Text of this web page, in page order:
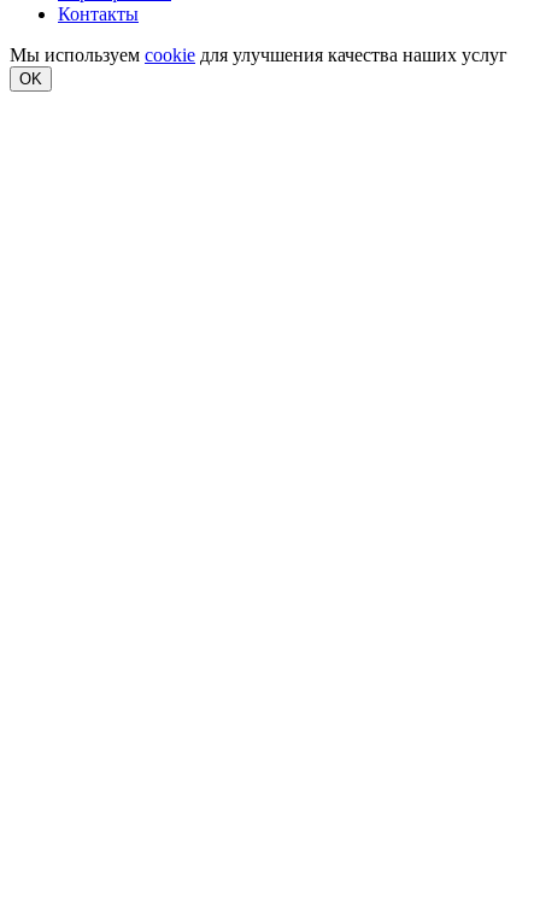
Контакты
Мы используем cookie для улучшения качества наших услуг
OK